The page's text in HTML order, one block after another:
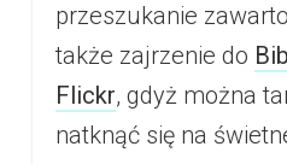
przeszukanie
także zajrzenie do
Flickr, gdyż można
natknąć się na